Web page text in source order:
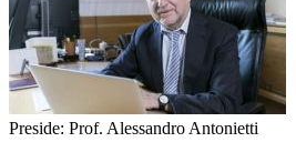
Preside: Prof. Alessandro Antonietti